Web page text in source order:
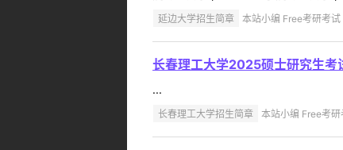
延边大学招生简章 本站小编 Free考研考
长春理工大学2025硕士研究生考
...
长春理工大学招生简章 本站小编 Free考